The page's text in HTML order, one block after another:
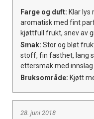
Farge og duft: Klar lys
aromatisk med fint
kjøttfull frukt, snev av
Smak: Stor og bløt
stoff, fin fasthet, lang
ettersmak med innslag
Bruksområde: Kjøtt
28. juni 2018